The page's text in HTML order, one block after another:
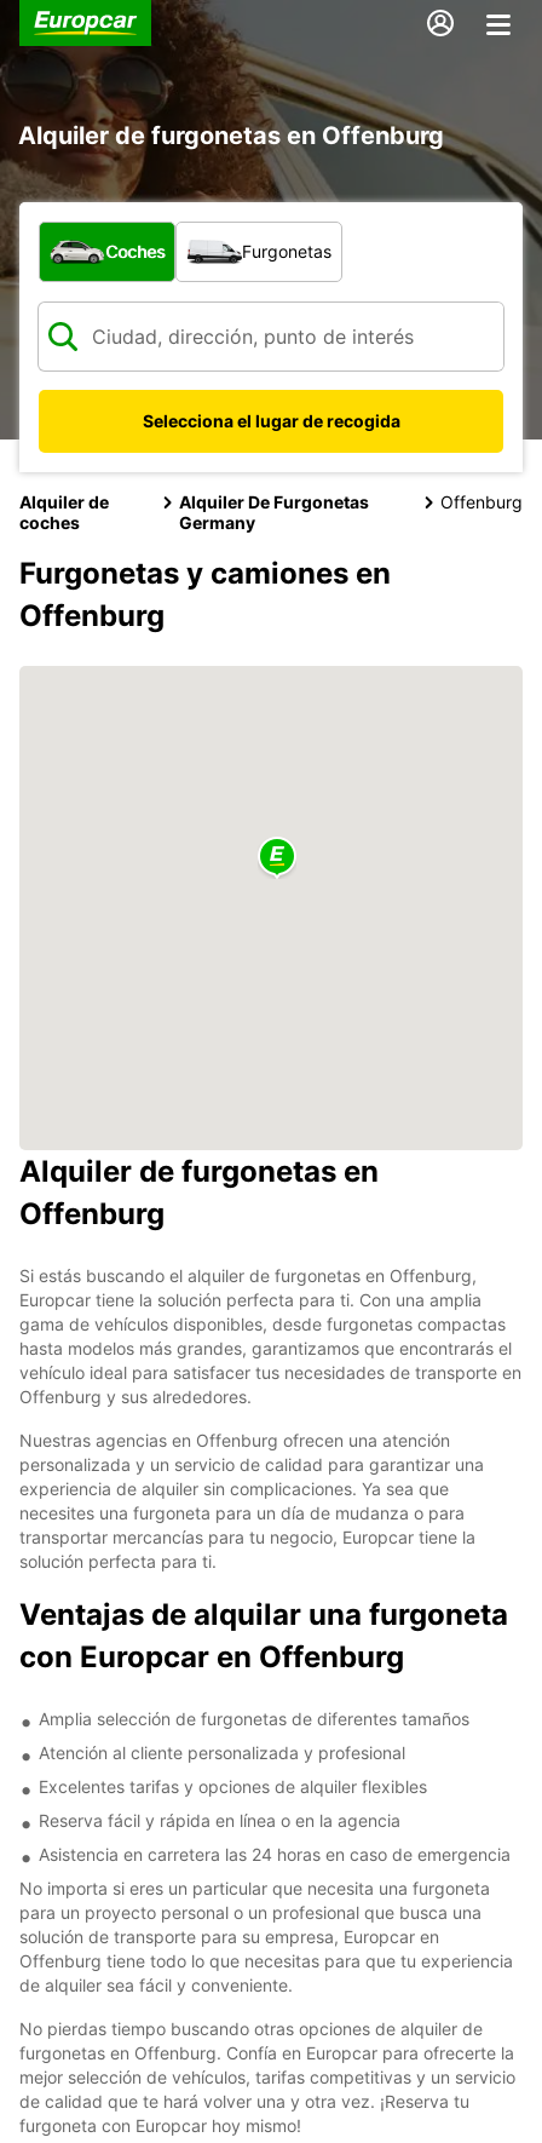
Alquiler de furgonetas en Offenburg
¿Qué tipo de vehículo?
Coches Furgonetas
Selecciona el lugar de recogida
Alquiler de
coches
Alquiler De Furgonetas
Germany
Offenburg
Furgonetas y camiones en
Offenburg
Alquiler de furgonetas en
Offenburg
Si estás buscando el alquiler de furgonetas en Offenburg,
Europcar tiene la solución perfecta para ti. Con una amplia
gama de vehículos disponibles, desde furgonetas compactas
hasta modelos más grandes, garantizamos que encontrarás el
vehículo ideal para satisfacer tus necesidades de transporte en
Offenburg y sus alrededores.
Nuestras agencias en Offenburg ofrecen una atención
personalizada y un servicio de calidad para garantizar una
experiencia de alquiler sin complicaciones. Ya sea que
necesites una furgoneta para un día de mudanza o para
transportar mercancías para tu negocio, Europcar tiene la
solución perfecta para ti.
Ventajas de alquilar una furgoneta
con Europcar en Offenburg
Amplia selección de furgonetas de diferentes tamaños
Atención al cliente personalizada y profesional
Excelentes tarifas y opciones de alquiler flexibles
Reserva fácil y rápida en línea o en la agencia
Asistencia en carretera las 24 horas en caso de emergencia
No importa si eres un particular que necesita una furgoneta
para un proyecto personal o un profesional que busca una
solución de transporte para su empresa, Europcar en
Offenburg tiene todo lo que necesitas para que tu experiencia
de alquiler sea fácil y conveniente.
No pierdas tiempo buscando otras opciones de alquiler de
furgonetas en Offenburg. Confía en Europcar para ofrecerte la
mejor selección de vehículos, tarifas competitivas y un servicio
de calidad que te hará volver una y otra vez. ¡Reserva tu
furgoneta con Europcar hoy mismo!